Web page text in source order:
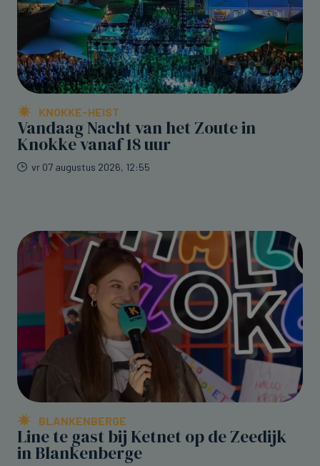
KNOKKE-HEIST
Vandaag Nacht van het Zoute in
Knokke vanaf 18 uur
vr 07 augustus 2026, 12:55
BLANKENBERGE
Line te gast bij Ketnet op de Zeedijk
in Blankenberge